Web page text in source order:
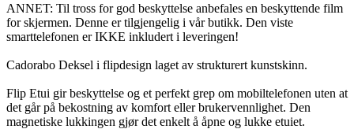
ANNET: Til tross for god beskyttelse anbefales en beskyttende film
for skjermen. Denne er tilgjengelig i vår butikk. Den viste
smarttelefonen er IKKE inkludert i leveringen!
Cadorabo Deksel i flipdesign laget av strukturert kunstskinn.
Flip Etui gir beskyttelse og et perfekt grep om mobiltelefonen uten at
det går på bekostning av komfort eller brukervennlighet. Den
magnetiske lukkingen gjør det enkelt å åpne og lukke etuiet.